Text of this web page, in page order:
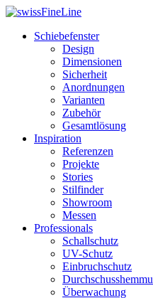
Schiebefenster
Design
Dimensionen
Sicherheit
Anordnungen
Varianten
Zubehör
Gesamtlösung
Inspiration
Referenzen
Projekte
Stories
Stilfinder
Showroom
Messen
Professionals
Schallschutz
UV-Schutz
Einbruchschutz
Überwachung